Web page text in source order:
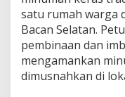
satu rumah warga
Bacan Selatan.
pembinaan dan
mengamankan
dimusnahkan di